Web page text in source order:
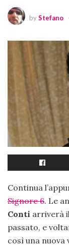
byStefano
Continua
Signore 6. Le
Conti arriverà
passato, e
così una